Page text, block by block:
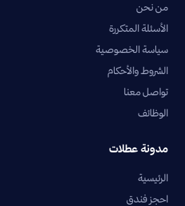
من نحن
الأسئلة المتكررة
سياسة الخصوصية
الشروط والأحكام
تواصل معنا
الوظائف
مدونة عطلات
الرئيسية
احجز فندق